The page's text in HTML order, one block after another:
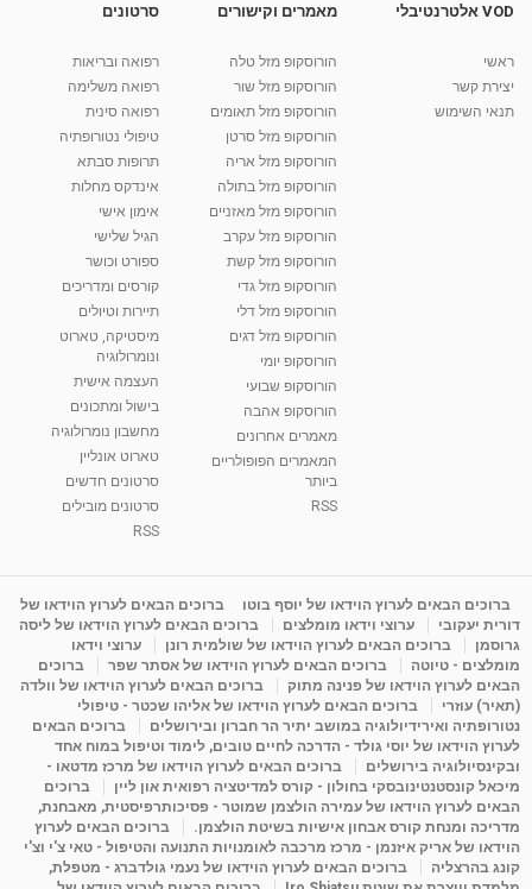
מאת
10:17
קרין גורן - העוגה המתגלצ’ת ללא קמח
38.5k צפיות
01:37
יוסי שר - מתמחה בשיטת אלכסנדר וטאי צ'י
2,738 צפיות
01:46
רנה רז-גילו -טיפול אנרגטי ויעוץ רוחני - נומרולוגית
2,315 צפיות
05:37
סודות בתאריך הלידה, משמעות חודש הלידה -
ינואר זינה ליבשיץ נומרולוגית
ליסה גרוסמן - המרכז לאימון התנהגותי - קשב
09:12
מדיטציה בדמיון מודרך - היכרות עם האני הפנימי
מאת admin 11 שנים 3,649 צפיות
פנינה מתוק - מרכז "נתיב הלב" בהרצליה-
מדיטציה-התחדשות
Shahar-vod
VOD אלטרנטיבלי
ראשי
יצירת קשר
תנאי השימוש
מאמרים וקישורים
הורוסקופ מזל טלה
הורוסקופ מזל שור
הורוסקופ מזל תאומים
הורוסקופ מזל סרטן
הורוסקופ מזל אריה
הורוסקופ מזל בתולה
הורוסקופ מזל מאזניים
הורוסקופ מזל עקרב
הורוסקופ מזל קשת
הורוסקופ מזל גדי
הורוסקופ מזל דלי
הורוסקופ מזל דגים
הורוסקופ יומי
הורוסקופ שבועי
הורוסקופ אהבה
מאמרים אחרונים
המאמרים הפופולריים
ביותר
RSS
סרטונים
רפואה ובריאות
רפואה משלימה
רפואה סינית
טיפולי נטורופתיה
תרופות סבתא
אינדקס מחלות
אימון אישי
הגיל שלישי
ספורט וכושר
קורסים ומדריכים
תיירות וטיולים
מיסטיקה, טארוט
ונומרולוגיה
העצמה אישית
בישול ומתכונים
מחשבון נומרולוגיה
טארוט אונליין
סרטונים חדשים
סרטונים מובילים
RSS
ברוכים הבאים לערוץ הוידאו של יוסף בוטו
ברוכים הבאים לערוץ הוידאו של
דורית יעקובי
ערוצי וידאו מומלצים
ברוכים הבאים לערוץ הוידאו של ליסה
גרוסמן
ברוכים הבאים לערוץ הוידאו של שולמית רונן
ערוצי וידאו
מומלצים - טיוטה
ברוכים הבאים לערוץ הוידאו של אסתר שפר
ברוכים
הבאים לערוץ הוידאו של פנינה מתוק
ברוכים הבאים לערוץ הוידאו של וולדה
(תאיר) עוזרי
ברוכים הבאים לערוץ הוידאו של אליהו שכטר - טיפולי
נטורופתיה ואירידיולוגיה במושב יתיר הר חברון ובירושלים
ברוכים הבאים
לערוץ הוידאו של יוסי גולד - הדרכה לחיים טובים, לימוד וטיפול במוח אחד
ובקינסיולוגיה בירושלים
ברוכים הבאים לערוץ הוידאו של מרכז מדטאו -
מיכאל קונסטנטינובסקי בחולון - קורס למדיטציה רפואית און ליין
ברוכים
הבאים לערוץ הוידאו של עמירה הולצמן שמוטר - פסיכותרפיסטית, מאבחנת,
מדריכה ומנחת קורס אבחון אישיות בשיטת הולצמן.
ברוכים הבאים לערוץ
הוידאו של אריק איזנמן - מרכז מרכבה לאומנויות התנועה והטיפול - טאי צ'י וצ'י
קונג בהרצליה
ברוכים הבאים לערוץ הוידאו של נעמי גולדברג - מטפלת,